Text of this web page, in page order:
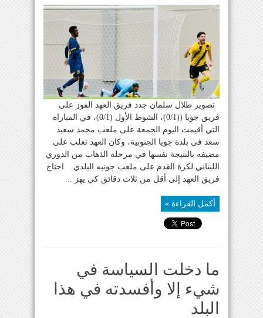
تصوير طلال سلمان جدد فريق العهد الفوز على
فريق جويا ((0/1)، الشوط الأول (0/1)، في المباراة
التي أقيمت اليوم الجمعة على ملعب محمد سعيد
سعد في بلدة جويا الجنوبية، وكان العهد تغلب على
مضيفه بالنتيجة نفسها في مرحلة الذهاب من الدوري
اللبناني لكرة القدم على ملعب جونيه البلدي. احتاج
فريق العهد إلى أقل من ثلاث دقائق كي يهز ...
أكمل القراءة »
ما دخلت السياسة في
شيء إلا وأفسدته في هذا
البلد